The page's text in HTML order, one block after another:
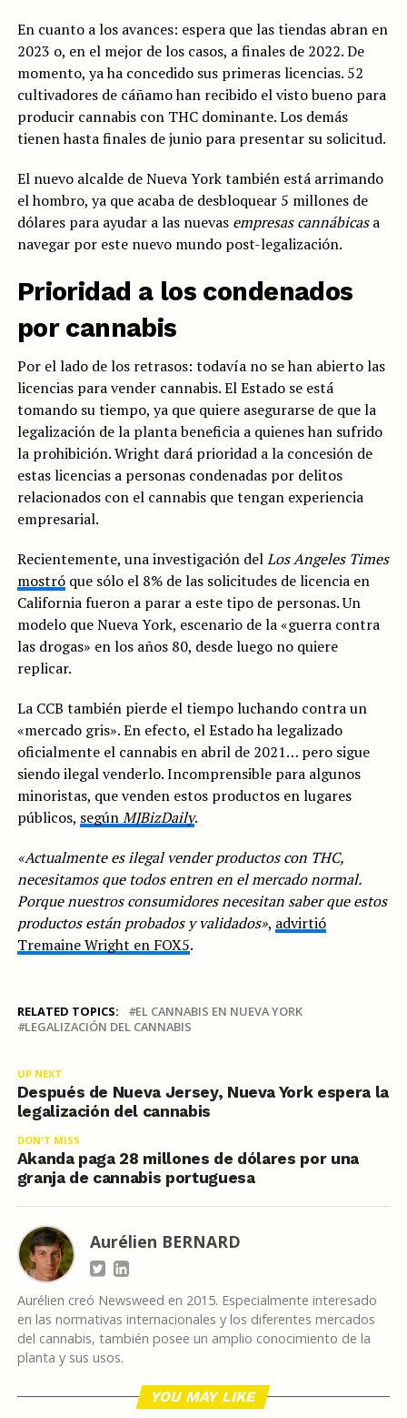
En cuanto a los avances: espera que las tiendas abran en
2023 o, en el mejor de los casos, a finales de 2022. De
momento, ya ha concedido sus primeras licencias. 52
cultivadores de cáñamo han recibido el visto bueno para
producir cannabis con THC dominante. Los demás
tienen hasta finales de junio para presentar su solicitud.
El nuevo alcalde de Nueva York también está arrimando
el hombro, ya que acaba de desbloquear 5 millones de
dólares para ayudar a las nuevas empresas cannábicasa
navegar por este nuevo mundo post-legalización.
Prioridad a los condenados
por cannabis
Por el lado de los retrasos: todavía no se han abierto las
licencias para vender cannabis. El Estado se está
tomando su tiempo, ya que quiere asegurarse de que la
legalización de la planta beneficia a quienes han sufrido
la prohibición. Wright dará prioridad a la concesión de
estas licencias a personas condenadas por delitos
relacionados con el cannabis que tengan experiencia
empresarial.
Recientemente, una investigación delLos Angeles Times
mostróque sólo el 8% de las solicitudes de licencia en
California fueron a parar a este tipo de personas. Un
modelo que Nueva York, escenario de la «guerra contra
las drogas» en los años 80, desde luego no quiere
replicar.
La CCB también pierde el tiempo luchando contra un
«mercado gris». En efecto, el Estado ha legalizado
oficialmente el cannabis en abril de 2021… pero sigue
siendo ilegal venderlo. Incomprensible para algunos
minoristas, que venden estos productos en lugares
públicos, segúnMJBizDaily.
«Actualmente es ilegal vender productos con THC,
necesitamos que todos entren en el mercado normal.
Porque nuestros consumidores necesitan saber que estos
productos están probados y validados», advirtió
Tremaine Wright en FOX5.
RELATED TOPICS:
EL CANNABIS EN NUEVA YORK
LEGALIZACIÓN DEL CANNABIS
UP NEXT
Después de Nueva Jersey, Nueva York espera la
legalización del cannabis
DON'T MISS
Akanda paga 28 millones de dólares por una
granja de cannabis portuguesa
Aurélien BERNARD
Aurélien creó Newsweed en 2015. Especialmente interesado
en las normativas internacionales y los diferentes mercados
del cannabis, también posee un amplio conocimiento de la
planta y sus usos.
YOU MAY LIKE